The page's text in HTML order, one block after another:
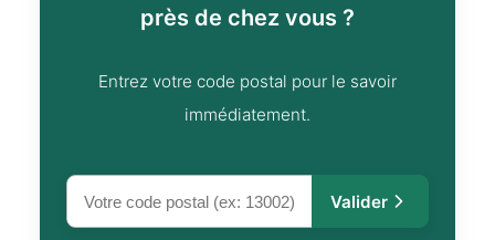
près de chez vous ?
Entrez votre code postal pour le savoir
immédiatement.
Valider